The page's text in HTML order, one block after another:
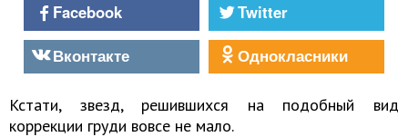
Facebook
Twitter
Вконтакте
Однокласники
Кстати, звезд, решившихся на подобный вид
коррекции груди вовсе не мало.